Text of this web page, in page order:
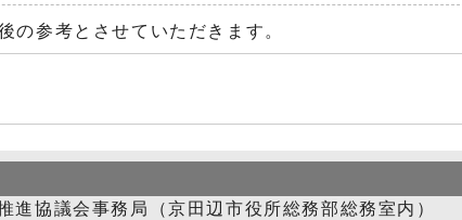
の参考とさせていただきます。
進協議会事務局（京田辺市役所総務部総務室内）